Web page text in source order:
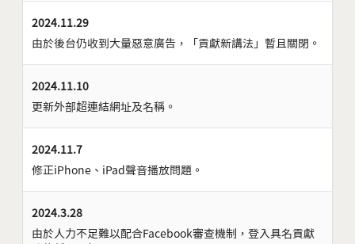
2024.11.29
由於後台仍收到大量惡意廣告，「貢獻新講法」暫且關閉。
2024.11.10
更新外部超連結網址及名稱。
2024.11.7
修正iPhone、iPad聲音播放問題。
2024.3.28
由於人力不足難以配合Facebook審查機制，登入具名貢獻